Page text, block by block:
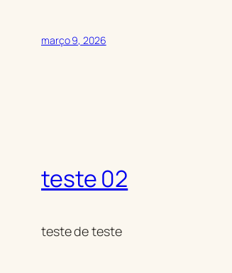
março 9, 2026
teste 02
teste de teste